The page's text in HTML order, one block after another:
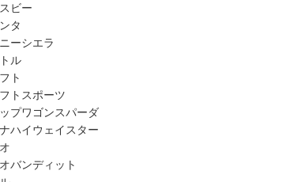
ビー
タ
ーシエラ
ル
ト
トスポーツ
プワゴンスパーダ
ハイウェイスター
バンディット